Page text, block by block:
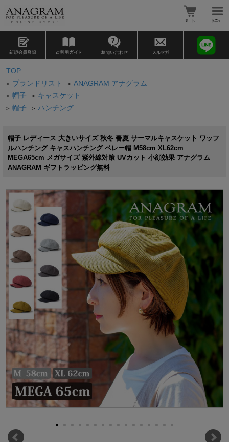
TOP
> ブランドリスト > ANAGRAM アナグラム
> 帽子 > キャスケット
> 帽子 > ハンチング
帽子 レディース 大きいサイズ 秋冬 春夏 サーマルキャスケット ワッフ
ルハンチング キャスハンチング ベレー帽 M58cm XL62cm
MEGA65cm メガサイズ 紫外線対策 UVカット 小顔効果 アナグラム
ANAGRAM ギフトラッピング無料